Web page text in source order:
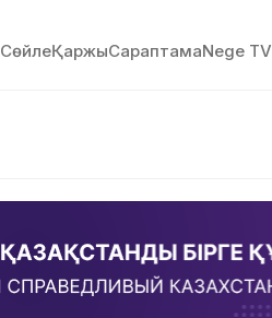
СөйлeҚаржыСараптамаNege TV